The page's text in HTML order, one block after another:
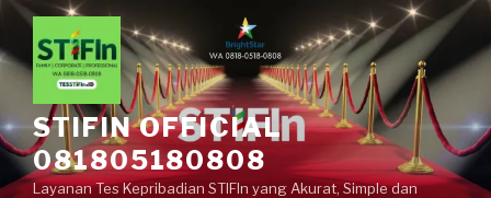
STIFIN OFFICIAL
081805180808
Layanan Tes Kepribadian STIFIn yang Akurat, Simple dan